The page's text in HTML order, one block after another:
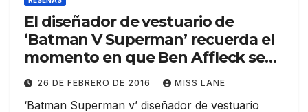
El diseñador de vestuario de
‘Batman V Superman’ recuerda el
momento en que Ben Affleck se
probó el traje de Batman por
primera vez
26 DE FEBRERO DE 2016 MISS LANE
‘Batman Superman v’ diseñador de vestuario